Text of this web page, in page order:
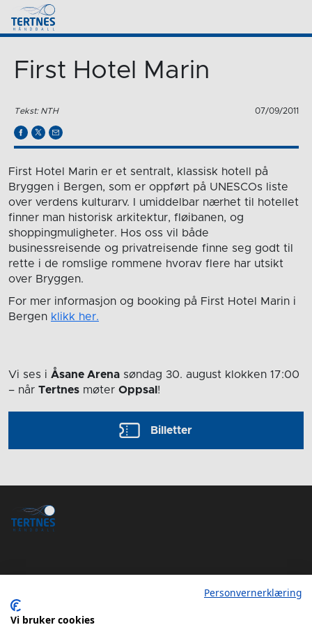
First Hotel Marin
Tekst: NTH 07/09/2011
First Hotel Marin er et sentralt, klassisk hotell på
Bryggen i Bergen, som er oppført på UNESCOs liste
over verdens kulturarv. I umiddelbar nærhet til hotellet
finner man historisk arkitektur, fløibanen, og
shoppingmuligheter. Hos oss vil både
businessreisende og privatreisende finne seg godt til
rette i de romslige rommene hvorav flere har utsikt
over Bryggen.
For mer informasjon og booking på First Hotel Marin i
Bergen klikk her.
Vi ses i Åsane Arena søndag 30. august klokken 17:00
– når Tertnes møter Oppsal !
Billetter
Tertnes Håndball Elite Android App
Personvernerklæring
Vi bruker cookies